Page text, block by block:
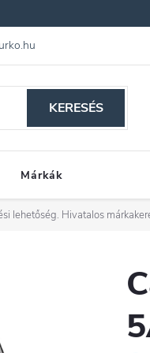
kérdések
KERESÉS
Márkák
lehetőség. Hivatalos